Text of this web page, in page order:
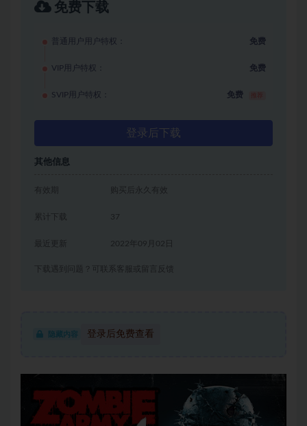
免费下载
普通用户用户特权： 免费
VIP用户特权： 免费
SVIP用户特权： 免费
登录后下载
其他信息
有效期 购买后永久有效
累计下载 37
2022年09月02日
下载遇到问题？可联系客服或留言反馈
隐藏内容 登录后免费查看